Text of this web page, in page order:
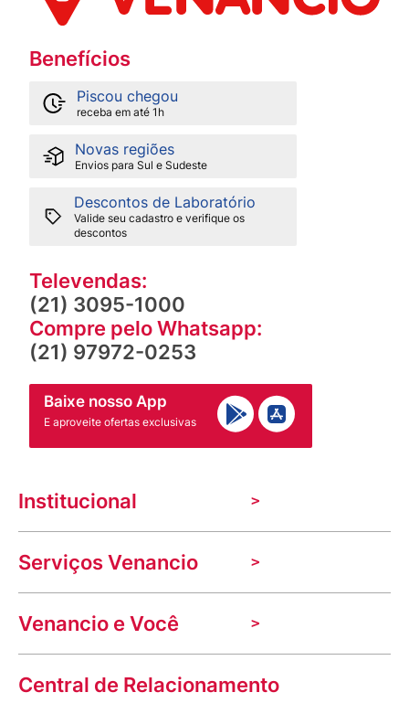
Benefícios
Piscou chegou
receba em até 1h
Novas regiões
Envios para Sul e Sudeste
Descontos de Laboratório
Valide seu cadastro e verifique os
descontos
Televendas:
(21) 3095-1000
Compre pelo Whatsapp:
(21) 97972-0253
Baixe nosso App
E aproveite ofertas exclusivas
Institucional
A Venancio
Trabalhe Conosco
Nossas lojas
Indique seu imóvel
Serviços Venancio
Troca e devolução
Mecânica de promoções
Dúvidas frequentes
Prazos e entregas
Venancio e Você
VClube - Programa de fidelidade
Fale com o farmacêutico
Central de Relacionamento